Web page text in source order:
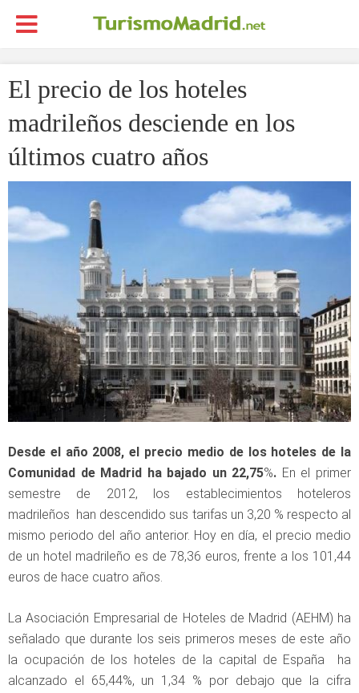
El precio de los hoteles
madrileños desciende en los
últimos cuatro años
Desde el año 2008, el precio medio de los hoteles de la
Comunidad de Madrid ha bajado un 22,75%. En el primer
semestre de 2012, los establecimientos hoteleros
madrileños han descendido sus tarifas un 3,20 % respecto al
mismo periodo del año anterior. Hoy en día, el precio medio
de un hotel madrileño es de 78,36 euros, frente a los 101,44
euros de hace cuatro años.
La Asociación Empresarial de Hoteles de Madrid (AEHM) ha
señalado que durante los seis primeros meses de este año
la ocupación de los hoteles de la capital de España ha
alcanzado el 65,44%, un 1,34 % por debajo que la cifra